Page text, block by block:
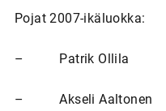
Pojat 2007-ikäluokka:
– Patrik Ollila
– Akseli Aaltonen